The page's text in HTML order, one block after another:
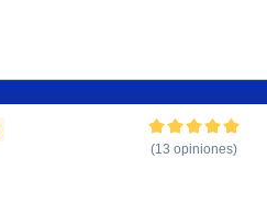
(13 opiniones)